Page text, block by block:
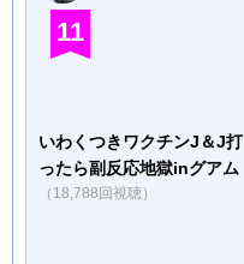
11
いわくつきワクチンJ＆J打
ったら副反応地獄inグアム
（18,788回視聴）